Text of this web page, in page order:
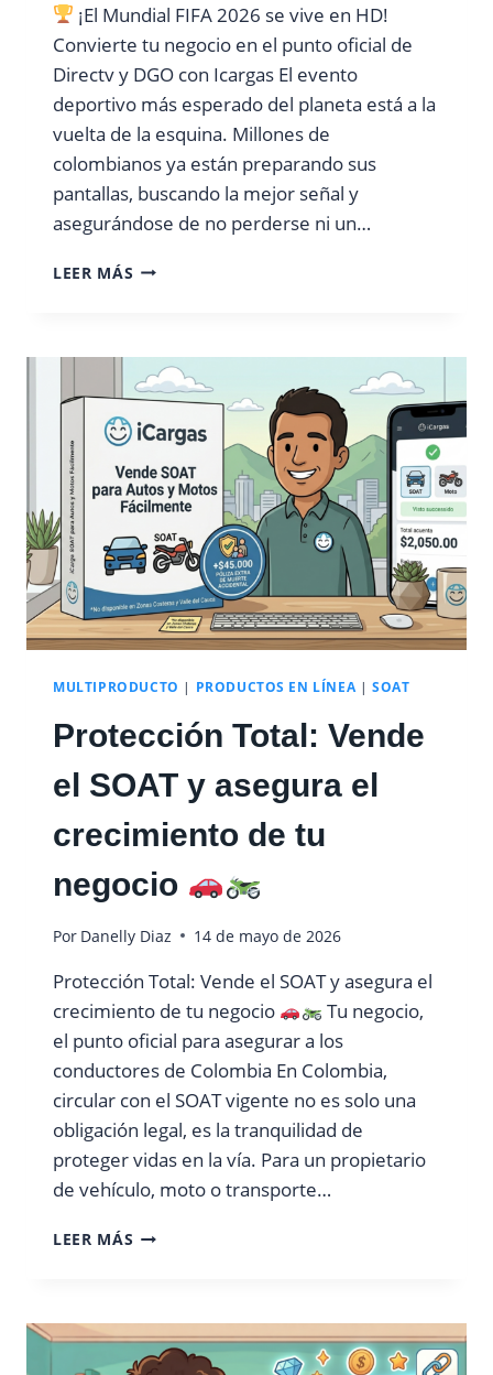
¡El Mundial FIFA 2026 se vive en HD!
Convierte tu negocio en el punto oficial de
Directv y DGO con Icargas El evento
deportivo más esperado del planeta está a la
vuelta de la esquina. Millones de
colombianos ya están preparando sus
pantallas, buscando la mejor señal y
asegurándose de no perderse ni un…
LEER MÁS
M
U
N
D
A
L
I
F
A
2
0
6
E
V
I
V
E
H
!
O
N
V
I
E
R
T
T
U
E
O
MULTIPRODUCTO | PRODUCTOS EN LÍNEA|SOAT
Protección Total: Vende
el SOAT y asegura el
crecimiento de tu
negocio
Por Danelly Diaz 14 de mayo de 2026
Protección Total: Vende el SOAT y asegura el
crecimiento de tu negocio
Tu negocio,
el punto oficial para asegurar a los
conductores de Colombia En Colombia,
circular con el SOAT vigente no es solo una
obligación legal, es la tranquilidad de
proteger vidas en la vía. Para un propietario
de vehículo, moto o transporte…
LEER MÁS P
E
C